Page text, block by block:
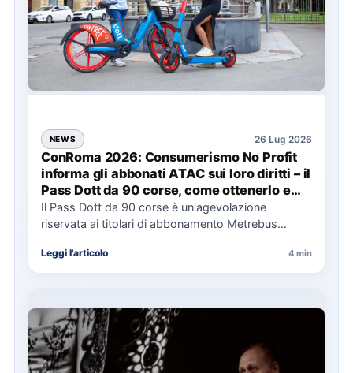
NEWS 26 Lug 2026
ConRoma 2026: Consumerismo No Profit
informa gli abbonati ATAC sui loro diritti – il
Pass Dott da 90 corse, come ottenerlo e
cosa spetta in caso di disservizi
Il Pass Dott da 90 corse è un'agevolazione
riservata ai titolari di abbonamento Metrebus
Leggi l'articolo 4 min